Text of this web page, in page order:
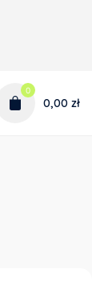
0,00 zł
0